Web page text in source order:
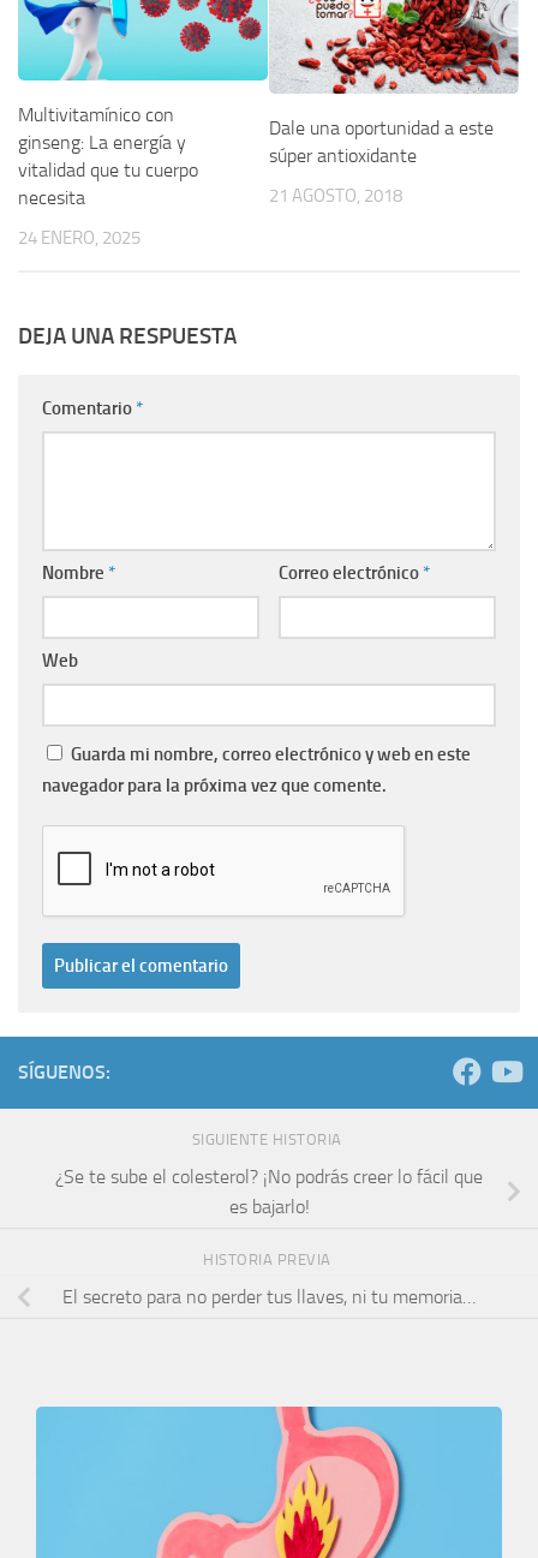
Multivitamínico con
ginseng: La energía y
vitalidad que tu cuerpo
necesita
24 ENERO, 2025
Dale una oportunidad a este
súper antioxidante
21 AGOSTO, 2018
DEJA UNA RESPUESTA
Comentario *
Nombre * Correo electrónico *
Web
Guarda mi nombre, correo electrónico y web en este
navegador para la próxima vez que comente.
SÍGUENOS:
SIGUIENTE HISTORIA
¿Se te sube el colesterol? ¡No podrás creer lo fácil que
es bajarlo!
HISTORIA PREVIA
El secreto para no perder tus llaves, ni tu memoria…